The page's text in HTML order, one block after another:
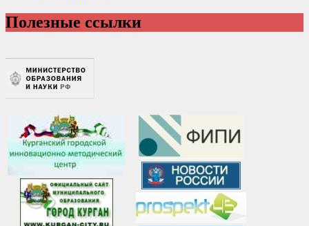
Полезные ссылки